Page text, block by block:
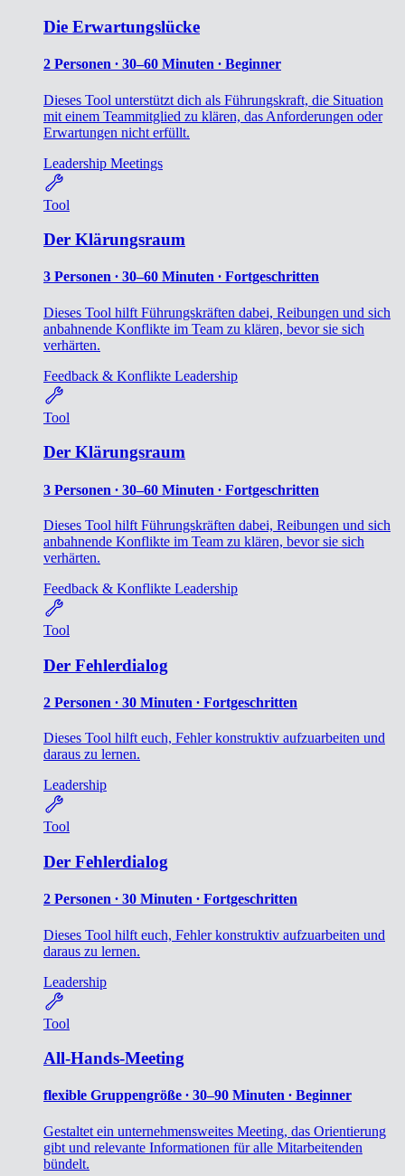
Die Erwartungslücke
2 Personen ∙ 30–60 Minuten ∙ Beginner
Dieses Tool unterstützt dich als Führungskraft, die Situation
mit einem Teammitglied zu klären, das Anforderungen oder
Erwartungen nicht erfüllt.
Leadership Meetings
Tool
Der Klärungsraum
3 Personen ∙ 30–60 Minuten ∙ Fortgeschritten
Dieses Tool hilft Führungskräften dabei, Reibungen und sich
anbahnende Konflikte im Team zu klären, bevor sie sich
verhärten.
Feedback & Konflikte Leadership
Tool
Der Klärungsraum
3 Personen ∙ 30–60 Minuten ∙ Fortgeschritten
Dieses Tool hilft Führungskräften dabei, Reibungen und sich
anbahnende Konflikte im Team zu klären, bevor sie sich
verhärten.
Feedback & Konflikte Leadership
Tool
Der Fehlerdialog
2 Personen ∙ 30 Minuten ∙ Fortgeschritten
Dieses Tool hilft euch, Fehler konstruktiv aufzuarbeiten und
daraus zu lernen.
Leadership
Tool
Der Fehlerdialog
2 Personen ∙ 30 Minuten ∙ Fortgeschritten
Dieses Tool hilft euch, Fehler konstruktiv aufzuarbeiten und
daraus zu lernen.
Leadership
Tool
All-Hands-Meeting
flexible Gruppengröße ∙ 30–90 Minuten ∙ Beginner
Gestaltet ein unternehmensweites Meeting, das Orientierung
gibt und relevante Informationen für alle Mitarbeitenden
bündelt.